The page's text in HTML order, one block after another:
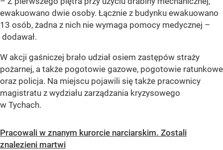
ewakuowano dwie osoby. Łącznie z budynku ewakuowano
13 osób, żadna z nich nie wymaga pomocy medycznej –
dodawał.
W akcji gaśniczej brało udział osiem zastępów straży
pożarnej, a także pogotowie gazowe, pogotowie ratunkowe
oraz policja. Na miejscu pojawili się także pracownicy
magistratu z wydziału zarządzania kryzysowego
w Tychach.
Pracowali w znanym kurorcie narciarskim. Zostali
znalezieni martwi